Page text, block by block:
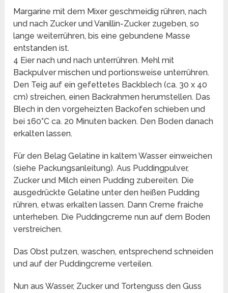
Margarine mit dem Mixer geschmeidig rühren, nach
und nach Zucker und Vanillin-Zucker zugeben, so
lange weiterrühren, bis eine gebundene Masse
entstanden ist.
4 Eier nach und nach unterrühren. Mehl mit
Backpulver mischen und portionsweise unterrühren.
Den Teig auf ein gefettetes Backblech (ca. 30 x 40
cm) streichen, einen Backrahmen herumstellen. Das
Blech in den vorgeheizten Backofen schieben und
bei 160°C ca. 20 Minuten backen. Den Boden danach
erkalten lassen.
Für den Belag Gelatine in kaltem Wasser einweichen
(siehe Packungsanleitung). Aus Puddingpulver,
Zucker und Milch einen Pudding zubereiten. Die
ausgedrückte Gelatine unter den heißen Pudding
rühren, etwas erkalten lassen. Dann Creme fraiche
unterheben. Die Puddingcreme nun auf dem Boden
verstreichen.
Das Obst putzen, waschen, entsprechend schneiden
und auf der Puddingcreme verteilen.
Nun aus Wasser, Zucker und Tortenguss den Guss